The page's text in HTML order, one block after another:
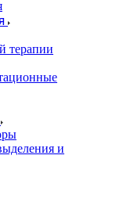
терапии
и